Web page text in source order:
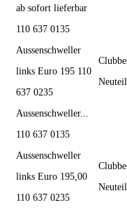
ab sofort lieferbar
110 637 0135
Aussenschweller
links Euro 195 110
637 0235
Aussenschweller...
110 637 0135
Aussenschweller
links Euro 195,00
110 637 0235